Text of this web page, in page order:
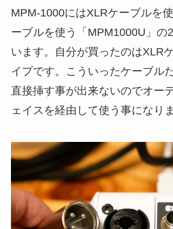
MPM-1000にはXLRケーブルを
ーブルを使う「MPM1000U」の
います。自分が買ったのはXLR
イプです。こういったケーブル
直接挿す事が出来ないのでオー
ェイスを経由して使う事になりま